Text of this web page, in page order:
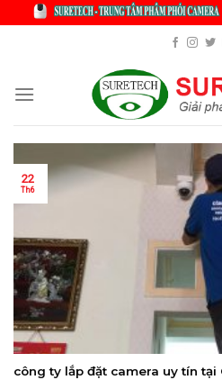
công ty lắp đặt camera uy tín tại
22
Th6